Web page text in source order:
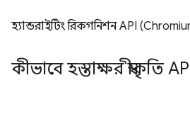
হ্যান্ডরাইটিং রিকগনিশন API
কীভাবে হস্তাক্ষর স্বীকৃতি